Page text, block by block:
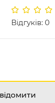
Відгуків: 0